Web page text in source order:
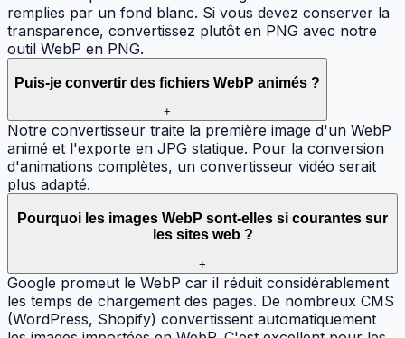
remplies par un fond blanc. Si vous devez conserver la
transparence, convertissez plutôt en PNG avec notre
outil WebP en PNG.
Puis-je convertir des fichiers WebP animés ?
+
Notre convertisseur traite la première image d'un WebP
animé et l'exporte en JPG statique. Pour la conversion
d'animations complètes, un convertisseur vidéo serait
plus adapté.
Pourquoi les images WebP sont-elles si courantes sur
les sites web ?
+
Google promeut le WebP car il réduit considérablement
les temps de chargement des pages. De nombreux CMS
(WordPress, Shopify) convertissent automatiquement